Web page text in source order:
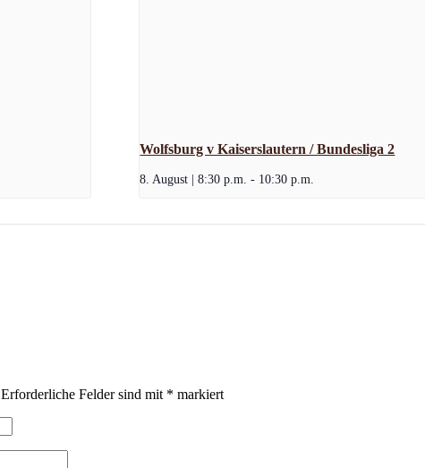
Wolfsburg v Kaiserslautern / Bundesliga 2
8. August | 8:30 p.m. - 10:30 p.m.
Erforderliche Felder sind mit * markiert